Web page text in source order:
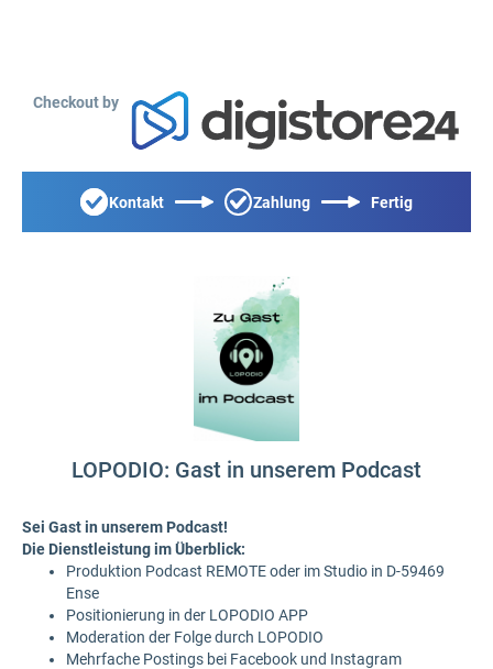
Checkout by
Kontakt Zahlung Fertig
LOPODIO: Gast in unserem Podcast
Sei Gast in unserem Podcast!
Die Dienstleistung im Überblick:
Produktion Podcast REMOTE oder im Studio in D-59469
Ense
Positionierung in der LOPODIO APP
Moderation der Folge durch LOPODIO
Mehrfache Postings bei Facebook und Instagram